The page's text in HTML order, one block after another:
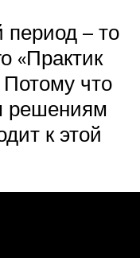
– то
«Практик
что
решениям
к этой